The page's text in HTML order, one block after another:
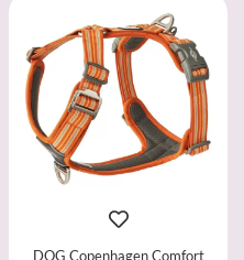
DOG Copenhagen Comfort